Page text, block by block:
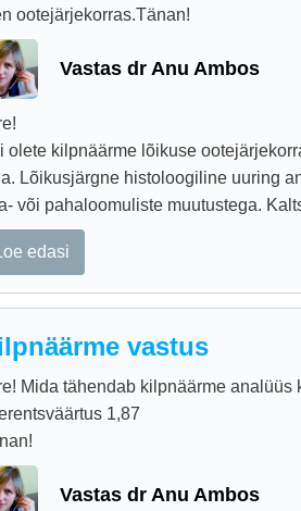
ootejärjekorras.Tänan!
Vastas dr Anu Ambos
olete kilpnäärme lõikuse
Lõikusjärgne histoloogiline uuring
või pahaloomuliste muutustega.
edasi
vastus
Mida tähendab kilpnäärme analüüs
1,87
Vastas dr Anu Ambos